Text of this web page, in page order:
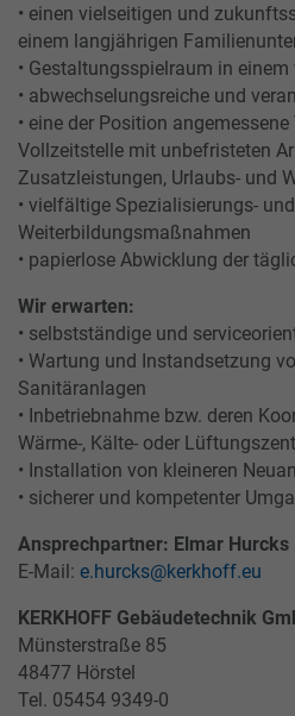
• einen vielseitigen und
einem langjährigen
• Gestaltungsspielraum in
• abwechselungsreiche und
• eine der Position
Vollzeitstelle mit unbefristeten
Zusatzleistungen, Urlaubs- und
• vielfältige Spezialisierungs- und
Weiterbildungsmaßnahmen
• papierlose Abwicklung der
Wir erwarten:
• selbstständige und
• Wartung und Instandsetzung
Sanitäranlagen
• Inbetriebnahme bzw. deren
Wärme-, Kälte- oder
• Installation von kleineren
• sicherer und kompetenter
Ansprechpartner: Elmar Hurcks
E-Mail: e.hurcks@kerkhoff.eu
KERKHOFF Gebäudetechnik
Münsterstraße 85
48477 Hörstel
Tel. 05454 9349-0